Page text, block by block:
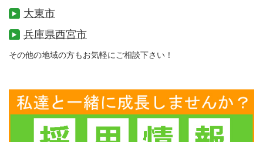
大東市
兵庫県西宮市
その他の地域の方もお気軽にご相談下さい！